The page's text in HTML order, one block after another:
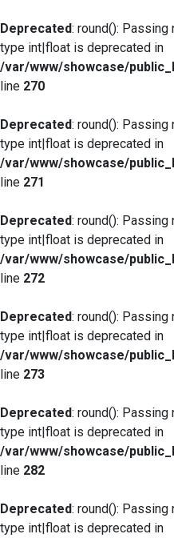
Deprecated: round():
type int|float is deprecated in
/var/www/showcase/
line 270
Deprecated: round():
type int|float is deprecated in
/var/www/showcase/
line 271
Deprecated: round():
type int|float is deprecated in
/var/www/showcase/
line 272
Deprecated: round():
type int|float is deprecated in
/var/www/showcase/
line 273
Deprecated: round():
type int|float is deprecated in
/var/www/showcase/
line 282
Deprecated: round():
type int|float is deprecated in